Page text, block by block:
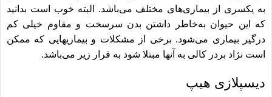
به یکسری از بیماری‌های مختلف می‌باشد. البته خوب است بدانید
که این حیوان به‌خاطر داشتن بدن سرسخت و مقاوم خیلی کم
درگیر بیماری می‌شود. برخی از مشکلات و بیماریهایی که ممکن
است نژاد بردر کالی به آنها مبتلا شود به قرار زیر می‌باشد.
دیسپلازی هیپ